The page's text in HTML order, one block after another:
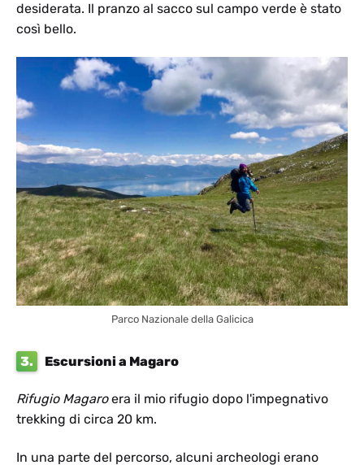
desiderata. Il pranzo al sacco sul campo verde è stato
così bello.
Parco Nazionale della Galicica
3. Escursioni a Magaro
Rifugio Magaroera il mio rifugio dopo l'impegnativo
trekking di circa 20 km.
In una parte del percorso, alcuni archeologi erano